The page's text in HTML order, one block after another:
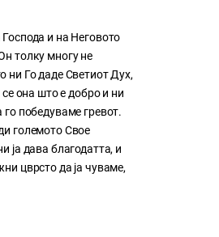
и на Неговото
толку многу нe
ни Го даде Светиот Дух,
сe она што е добро и ни
го победуваме гревот.
големото Свое
ја дава благодатта, и
цврсто да ја чуваме,